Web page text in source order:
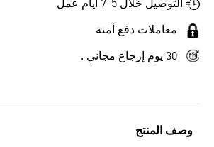
وصف المنتج
التوصيل خلال 5-7 أيام عمل
معاملات دفع آمنة